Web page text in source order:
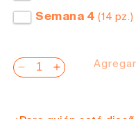
Semana 4(14 pz.)
ReducirAumentar